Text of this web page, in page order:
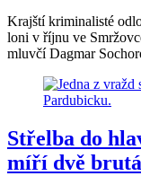
Krajští kriminalisté
loni v říjnu ve
mluvčí Dagmar
Střelba do
míří dvě